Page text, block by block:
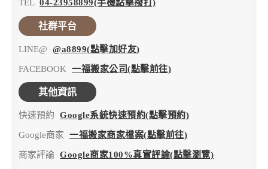
TEL 04-23958899(手機點擊撥打)
社群平台
LINE@ @a8899(點擊加好友)
FACEBOOK 一福搬家公司(點擊前往)
其他資訊
快速預約 Google系統快速預約(點擊預約)
Google商家 一福搬家商家檔案(點擊前往)
商家評論 Google商家100%真實評論(點擊瀏覽)